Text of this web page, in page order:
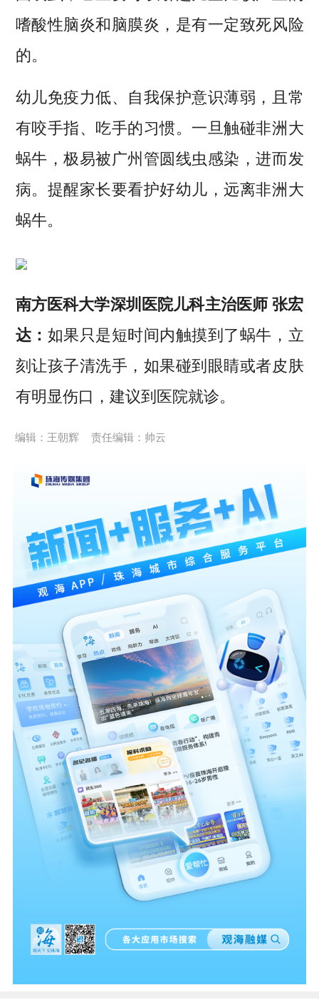
嗜酸性脑炎和脑膜炎，是有一定致死风险
的。
幼儿免疫力低、自我保护意识薄弱，且常
有咬手指、吃手的习惯。一旦触碰非洲大
蜗牛，极易被广州管圆线虫感染，进而发
病。提醒家长要看护好幼儿，远离非洲大
蜗牛。
南方医科大学深圳医院儿科主治医师 张宏
达： 如果只是短时间内触摸到了蜗牛，立
刻让孩子清洗手，如果碰到眼睛或者皮肤
有明显伤口，建议到医院就诊。
编辑：王朝辉 责任编辑：帅云